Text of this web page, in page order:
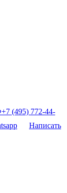
+7 (495) 772-44-
Написать